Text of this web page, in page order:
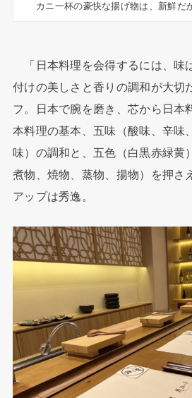
カニ一杯の豪快な揚げ物は、新鮮だ
「日本料理を会得するには、味
付けの美しさと香りの調和が大切
フ。日本で腕を磨き、芯から日本
本料理の基本、五味（酸味、辛味
味）の調和と、五色（白黒赤緑黄
煮物、焼物、蒸物、揚物）を押さ
アップは秀逸。